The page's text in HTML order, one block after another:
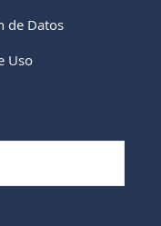
de Datos
Uso